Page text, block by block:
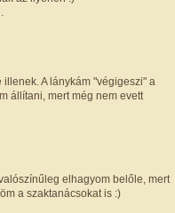
A lánykám "végigeszi" a
állítani, mert még nem evett
elhagyom belőle, mert
a szaktanácsokat is :)